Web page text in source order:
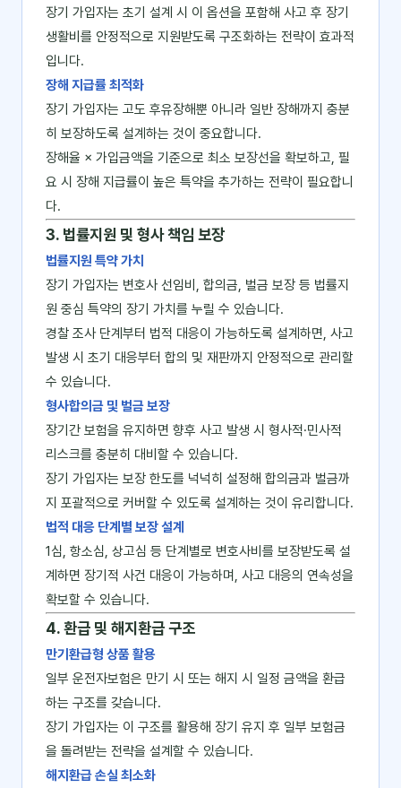
장기 가입자는 초기 설계 시 이 옵션을 포함해 사고 후 장기
생활비를 안정적으로 지원받도록 구조화하는 전략이 효과적
입니다.
장해 지급률 최적화
장기 가입자는 고도 후유장해뿐 아니라 일반 장해까지 충분
히 보장하도록 설계하는 것이 중요합니다.
장해율 × 가입금액을 기준으로 최소 보장선을 확보하고, 필
요 시 장해 지급률이 높은 특약을 추가하는 전략이 필요합니
다.
3. 법률지원 및 형사 책임 보장
법률지원 특약 가치
장기 가입자는 변호사 선임비, 합의금, 벌금 보장 등 법률지
원 중심 특약의 장기 가치를 누릴 수 있습니다.
경찰 조사 단계부터 법적 대응이 가능하도록 설계하면, 사고
발생 시 초기 대응부터 합의 및 재판까지 안정적으로 관리할
수 있습니다.
형사합의금 및 벌금 보장
장기간 보험을 유지하면 향후 사고 발생 시 형사적·민사적
리스크를 충분히 대비할 수 있습니다.
장기 가입자는 보장 한도를 넉넉히 설정해 합의금과 벌금까
지 포괄적으로 커버할 수 있도록 설계하는 것이 유리합니다.
법적 대응 단계별 보장 설계
1심, 항소심, 상고심 등 단계별로 변호사비를 보장받도록 설
계하면 장기적 사건 대응이 가능하며, 사고 대응의 연속성을
확보할 수 있습니다.
4. 환급 및 해지환급 구조
만기환급형 상품 활용
일부 운전자보험은 만기 시 또는 해지 시 일정 금액을 환급
하는 구조를 갖습니다.
장기 가입자는 이 구조를 활용해 장기 유지 후 일부 보험금
을 돌려받는 전략을 설계할 수 있습니다.
해지환급 손실 최소화